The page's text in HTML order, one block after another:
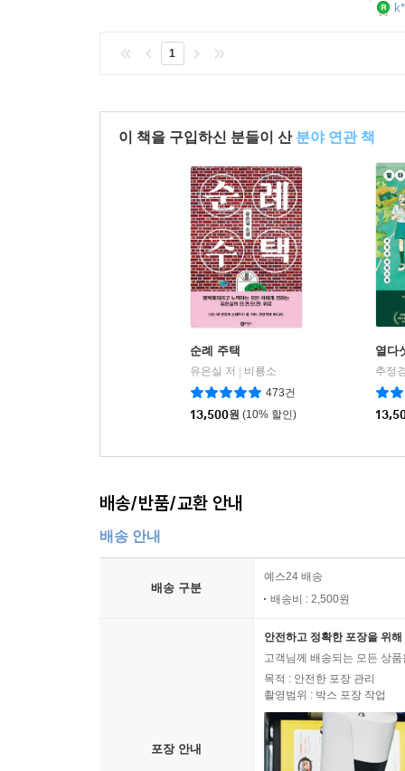
1
이 책을 구입하신 분들이 산 분야 연관 책
순례 주택
유은실 저
비룡소
473건
13,500원 (10% 할인)
열다
추정
배송/반품/교환 안내
배송 안내
배송 구분
예스24 배송
배송비 : 2,500원
포장 안내
안전하고 정확한 포장을 위
고객님께 배송되는 모든 상
목적 : 안전한 포장 관리
촬영범위 : 박스 포장 작업